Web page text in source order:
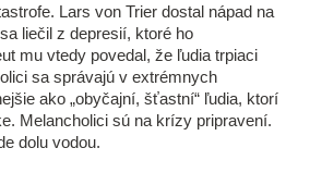
Lars von Trier dostal nápad na
liečil z depresií, ktoré ho
mu vtedy povedal, že ľudia trpiaci
sa správajú v extrémnych
ako „obyčajní, šťastní“ ľudia, ktorí
Melancholici sú na krízy pripravení.
dolu vodou.